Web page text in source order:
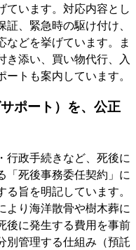
ています。対応内容とし
、緊急時の駆け付け、
どを挙げています。ま
き添い、買い物代行、入
トも案内しています。
ポート）を、公正
行政手続きなど、死後に
「死後事務委任契約」に
旨を明記しています。
より海洋散骨や樹木葬に
後に発生する費用を事前
別管理する仕組み（預託